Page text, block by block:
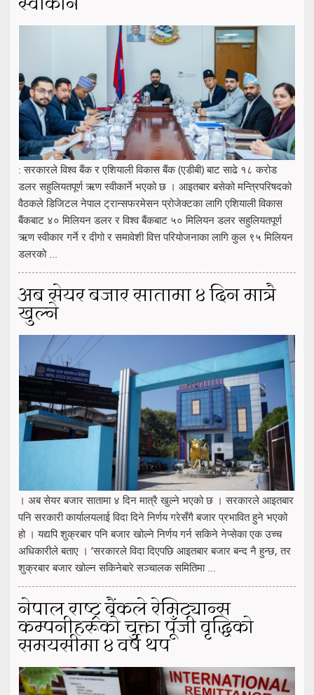
: सरकारले विश्व बैंक र एशियाली विकास बैंक (एडीबी) बाट साढे १८ करोड
डलर सहुलियतपूर्ण ऋण स्वीकार्ने भएको छ । आइतबार बसेको मन्त्रिपरिषदको
वैठकले डिजिटल नेपाल ट्रान्सफरमेसन प्रोजेक्टका लागि एशियाली विकास
बैंकबाट ४० मिलियन डलर र विश्व बैंकबाट ५० मिलियन डलर सहुलियतपूर्ण
ऋण स्वीकार गर्ने र दीगो र समावेशी वित्त परियोजनाका लागि कुल ९५ मिलियन
डलरको ...
अब सेयर बजार सातामा ४ दिन मात्रै
खुल्ने
। अब सेयर बजार सातामा ४ दिन मात्रै खुल्ने भएको छ । सरकारले आइतबार
पनि सरकारी कार्यालयलाई विदा दिने निर्णय गरेसँगै बजार प्रभावित हुने भएको
हो । यद्यपि शुक्रबार पनि बजार खोल्ने निर्णय गर्न सकिने नेप्सेका एक उच्च
अधिकारीले बताए । ‘सरकारले विदा दिएपछि आइतबार बजार बन्द नै हुन्छ, तर
शुक्रबार बजार खोल्न सकिनेबारे सञ्चालक समितिमा ...
नेपाल राष्ट्र बैंकले रेमिट्यान्स
कम्पनीहरूको चुक्ता पूँजी वृद्धिको
समयसीमा ४ वर्ष थप